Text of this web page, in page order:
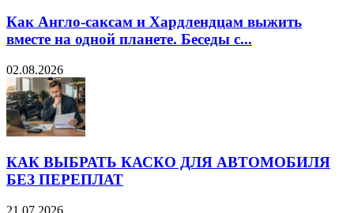
Как Англо-саксам и Хардлендцам выжить
вместе на одной планете. Беседы с...
02.08.2026
КАК ВЫБРАТЬ КАСКО ДЛЯ АВТОМОБИЛЯ
БЕЗ ПЕРЕПЛАТ
21.07.2026